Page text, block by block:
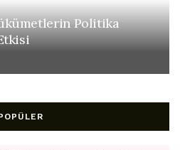
Politika